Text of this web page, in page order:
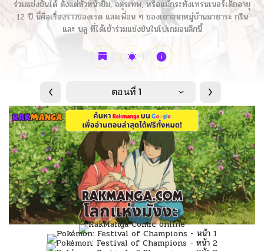
ร่วมแข่งขันได้ ตั้งแต่หัวหน้ายิม, จตุรเทพ, หรือแม้กระทั่งเทรนเนอร์เด็กอายุ
12 ปี นี่คือเรื่องราวของเรด และเพื่อน ๆ ของเขาจากหมู่บ้านมาซาระ กรีน
และ บลู ที่ได้เข้าร่วมแข่งขันในโปเกมอนลีกนี้
ตอนที่ 1